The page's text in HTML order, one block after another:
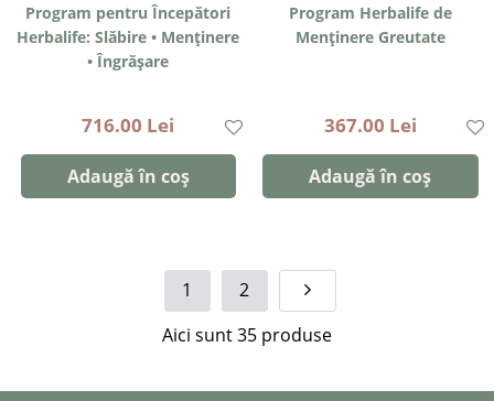
Program pentru Începători
Herbalife: Slăbire • Menținere
• Îngrășare
716.00 Lei
Adaugă în coș
Program Herbalife de
Menținere Greutate
367.00 Lei
Adaugă în coș
1
2
Aici sunt35 produse